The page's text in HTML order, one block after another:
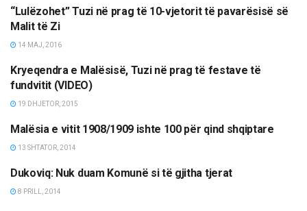
LAJME
“Lulëzohet” Tuzi në prag të 10-vjetorit të pavarësisë së
Malit të Zi
14 MAJ, 2016
TË NDRYSHME
Kryeqendra e Malësisë, Tuzi në prag të festave të
fundvitit (VIDEO)
19 DHJETOR, 2015
LAJME
Malësia e vitit 1908/1909 ishte 100 për qind shqiptare
13 SHTATOR, 2014
LAJME
Dukoviq: Nuk duam Komunë si të gjitha tjerat
8 PRILL, 2014